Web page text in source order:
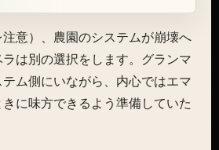
意）、農園のシステムが崩壊へ
は別の選択をします。グランマ
ム側にいながら、内心ではエマ
に味方できるよう準備していた